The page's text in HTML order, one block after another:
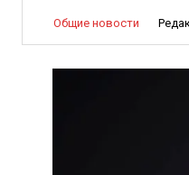
Общие новости